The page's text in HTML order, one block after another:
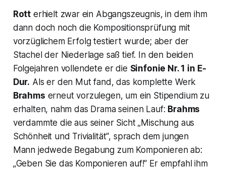
Rott erhielt zwar ein Abgangszeugnis, in dem ihm
dann doch noch die Kompositionsprüfung mit
vorzüglichem Erfolg testiert wurde; aber der
Stachel der Niederlage saß tief. In den beiden
Folgejahren vollendete er die Sinfonie Nr. 1 in E-
Dur. Als er den Mut fand, das komplette Werk
Brahms erneut vorzulegen, um ein Stipendium zu
erhalten, nahm das Drama seinen Lauf: Brahms
verdammte die aus seiner Sicht „Mischung aus
Schönheit und Trivialität“, sprach dem jungen
Mann jedwede Begabung zum Komponieren ab:
„Geben Sie das Komponieren auf!“ Er empfahl ihm